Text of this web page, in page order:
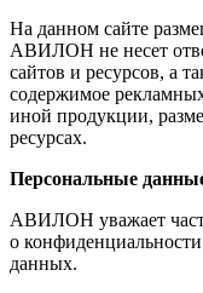
На данном сайте
АВИЛОН не несет
сайтов и ресурсов, а
содержимое
иной продукции,
ресурсах.
Персональные
АВИЛОН уважает
о
данных.